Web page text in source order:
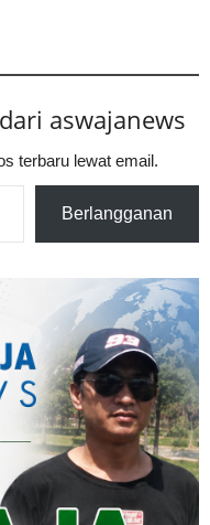
aswajanews
terbaru lewat email.
Berlangganan